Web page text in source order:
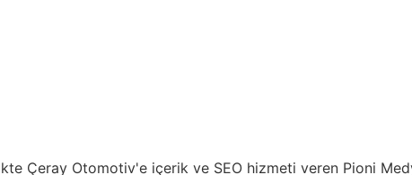
Çeray Otomotiv'e içerik ve SEO hizmeti veren Pioni